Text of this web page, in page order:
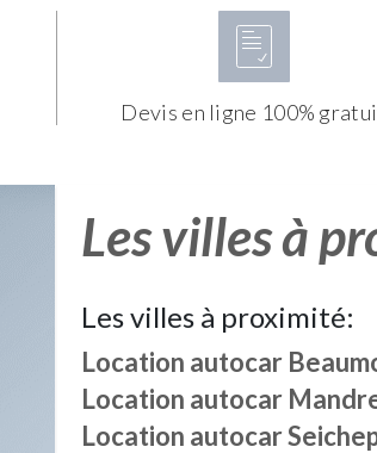
Devis en ligne 100%
Les villes à
Les villes à proximité:
Location autocar
Location autocar
Location autocar